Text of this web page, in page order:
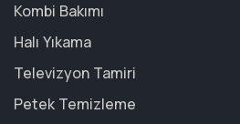
Kombi Bakımı
Halı Yıkama
Televizyon Tamiri
Petek Temizleme